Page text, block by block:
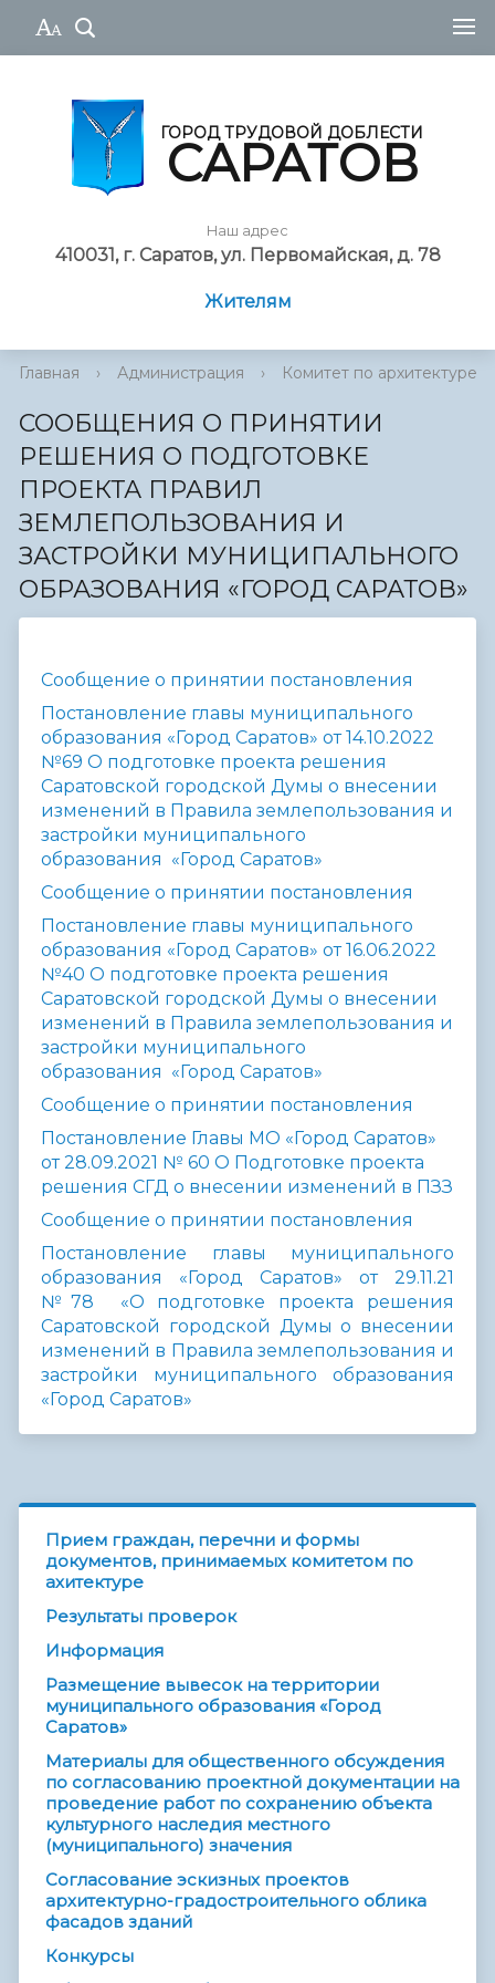
ГОРОД ТРУДОВОЙ ДОБЛЕСТИ
САРАТОВ
Наш адрес
410031, г. Саратов, ул. Первомайская, д. 78
Жителям
Главная › Администрация › Комитет по архитектуре
СООБЩЕНИЯ О ПРИНЯТИИ
РЕШЕНИЯ О ПОДГОТОВКЕ
ПРОЕКТА ПРАВИЛ
ЗЕМЛЕПОЛЬЗОВАНИЯ И
ЗАСТРОЙКИ МУНИЦИПАЛЬНОГО
ОБРАЗОВАНИЯ «ГОРОД САРАТОВ»
Сообщение о принятии постановления
Постановление главы муниципального
образования «Город Саратов» от 14.10.2022
№69 О подготовке проекта решения
Саратовской городской Думы о внесении
изменений в Правила землепользования и
застройки муниципального
образования «Город Саратов»
Сообщение о принятии постановления
Постановление главы муниципального
образования «Город Саратов» от 16.06.2022
№40 О подготовке проекта решения
Саратовской городской Думы о внесении
изменений в Правила землепользования и
застройки муниципального
образования «Город Саратов»
Сообщение о принятии постановления
Постановление Главы МО «Город Саратов»
от 28.09.2021 № 60 О Подготовке проекта
решения СГД о внесении изменений в ПЗЗ
Сообщение о принятии постановления
Постановление главы муниципального
образования «Город Саратов» от 29.11.21
№78 «О подготовке проекта решения
Саратовской городской Думы о внесении
изменений в Правила землепользования и
застройки муниципального образования
«Город Саратов»
Прием граждан, перечни и формы
документов, принимаемых комитетом по
ахитектуре
Результаты проверок
Информация
Размещение вывесок на территории
муниципального образования «Город
Саратов»
Материалы для общественного обсуждения
по согласованию проектной документации на
проведение работ по сохранению объекта
культурного наследия местного
(муниципального) значения
Согласование эскизных проектов
архитектурно-градостроительного облика
фасадов зданий
Конкурсы